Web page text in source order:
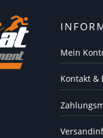
Mein
Kontakt &